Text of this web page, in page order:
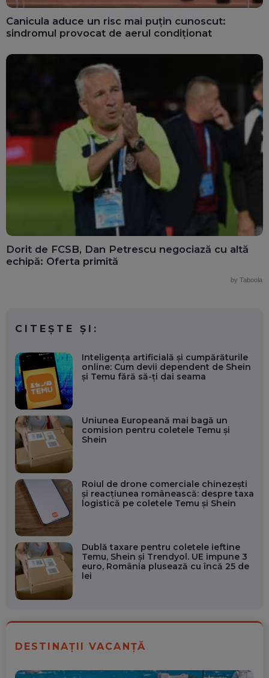
Canicula aduce un risc mai puțin cunoscut:
sindromul provocat de aerul condiționat
Dorit de FCSB, Dan Petrescu negociază cu altă
echipă: Oferta primită
by Taboola
CITEȘTE ȘI:
Inteligența artificială și cumpărăturile
online: Cum devii dependent de Shein
și Temu fără să-ți dai seama
Uniunea Europeană mai bagă un
comision pentru coletele Temu și
Shein
Roiul de drone comerciale chinezești
și reacțiunea românească: despre taxa
logistică pe coletele Temu și Shein
Dublă taxare pentru coletele ieftine
Temu, Shein și Trendyol. UE impune 3
euro, România plusează cu încă 25 de
lei
DESTINAȚII VACANȚĂ